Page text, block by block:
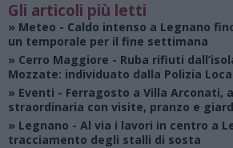
Gli articoli più letti
» Meteo - Caldo intenso a Legnano
un temporale per il fine settimana
» Cerro Maggiore - Ruba rifiuti
Mozzate: individuato dalla Polizia
» Eventi - Ferragosto a Villa Arconati,
straordinaria con visite, pranzo e
» Legnano - Al via i lavori in centro a
tracciamento degli stalli di sosta